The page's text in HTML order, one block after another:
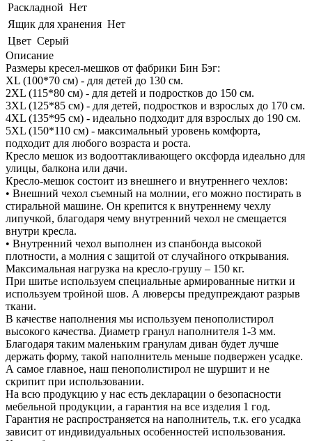
Раскладной Нет
Ящик для хранения Нет
Цвет Серый
Описание
Размеры кресел-мешков от фабрики Бин Бэг:
XL (100*70 см) - для детей до 130 см.
2XL (115*80 см) - для детей и подростков до 150 см.
3XL (125*85 см) - для детей, подростков и взрослых до 170 см.
4XL (135*95 см) - идеально подходит для взрослых до 190 см.
5XL (150*110 см) - максимальный уровень комфорта,
подходит для любого возраста и роста.
Кресло мешок из водооттакливающего оксфорда идеально для
улицы, балкона или дачи.
Кресло-мешок состоит из внешнего и внутреннего чехлов:
• Внешний чехол съемный на молнии, его можно постирать в
стиральной машине. Он крепится к внутреннему чехлу
липучкой, благодаря чему внутренний чехол не смещается
внутри кресла.
• Внутренний чехол выполнен из спанбонда высокой
плотности, а молния с защитой от случайного открывания.
Максимальная нагрузка на кресло-грушу – 150 кг.
При шитье используем специальные армированные нитки и
используем тройной шов. А люверсы предупреждают разрыв
ткани.
В качестве наполнения мы используем пенополистирол
высокого качества. Диаметр гранул наполнителя 1-3 мм.
Благодаря таким маленьким гранулам диван будет лучше
держать форму, такой наполнитель меньше подвержен усадке.
А самое главное, наш пенополистирол не шуршит и не
скрипит при использовании.
На всю продукцию у нас есть декларации о безопасности
мебельной продукции, а гарантия на все изделия 1 год.
Гарантия не распространяется на наполнитель, т.к. его усадка
зависит от индивидуальных особенностей использования.